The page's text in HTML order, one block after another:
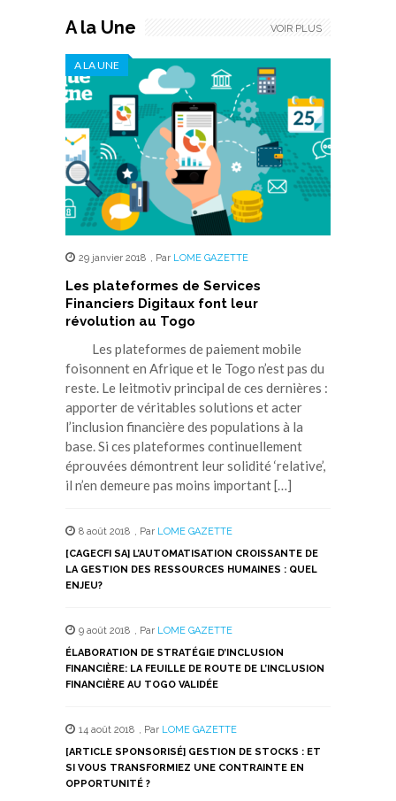
A la Une
A LA UNE
29 janvier 2018 , Par LOME GAZETTE
Les plateformes de Services
Financiers Digitaux font leur
révolution au Togo
Les plateformes de paiement mobile
foisonnent en Afrique et le Togo n’est pas du
reste. Le leitmotiv principal de ces dernières :
apporter de véritables solutions et acter
l’inclusion financière des populations à la
base. Si ces plateformes continuellement
éprouvées démontrent leur solidité ‘relative’,
il n’en demeure pas moins important […]
8 août 2018 , Par LOME GAZETTE
[CAGECFI SA] L’AUTOMATISATION CROISSANTE DE
LA GESTION DES RESSOURCES HUMAINES : QUEL
ENJEU?
9 août 2018 , Par LOME GAZETTE
ÉLABORATION DE STRATÉGIE D’INCLUSION
FINANCIÈRE: LA FEUILLE DE ROUTE DE L’INCLUSION
FINANCIÈRE AU TOGO VALIDÉE
14 août 2018 , Par LOME GAZETTE
[ARTICLE SPONSORISÉ] GESTION DE STOCKS : ET
SI VOUS TRANSFORMIEZ UNE CONTRAINTE EN
OPPORTUNITÉ ?
VOIR PLUS